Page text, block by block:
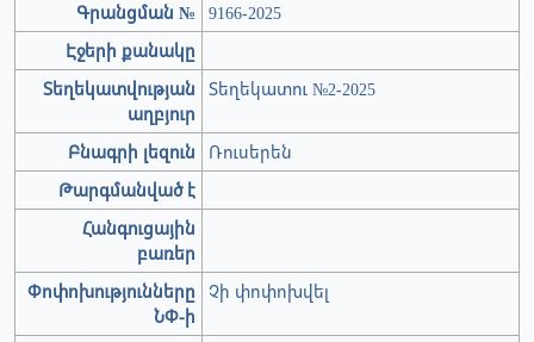
Գրանցման №
9166-2025
Էջերի քանակը
Տեղեկատվության
աղբյուր
Տեղեկատու №2-2025
Բնագրի լեզուն
Ռուսերեն
Թարգմանված է
Հանգուցային
բառեր
Փոփոխությունները
ՆՓ-ի
Չի փոփոխվել